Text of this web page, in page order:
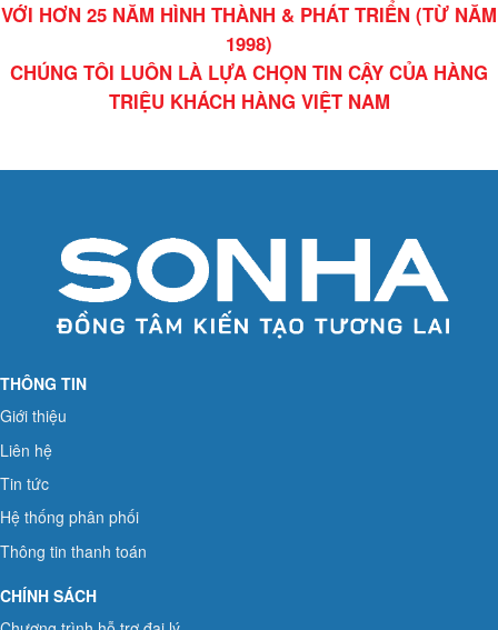
VỚI HƠN 25 NĂM HÌNH THÀNH & PHÁT TRIỂN (TỪ NĂM
1998)
CHÚNG TÔI LUÔN LÀ LỰA CHỌN TIN CẬY CỦA HÀNG
TRIỆU KHÁCH HÀNG VIỆT NAM
THÔNG TIN
Giới thiệu
Liên hệ
Tin tức
Hệ thống phân phối
Thông tin thanh toán
CHÍNH SÁCH